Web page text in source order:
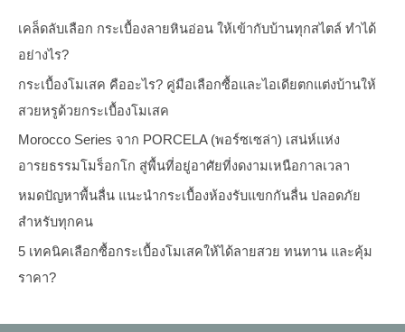
เคล็ดลับเลือก กระเบื้องลายหินอ่อน ให้เข้ากับบ้านทุกสไตล์ ทำได้
อย่างไร?
กระเบื้องโมเสค คืออะไร? คู่มือเลือกซื้อและไอเดียตกแต่งบ้านให้
สวยหรูด้วยกระเบื้องโมเสค
Morocco Series จาก PORCELA (พอร์ซเซล่า) เสน่ห์แห่ง
อารยธรรมโมร็อกโก สู่พื้นที่อยู่อาศัยที่งดงามเหนือกาลเวลา
หมดปัญหาพื้นลื่น แนะนำกระเบื้องห้องรับแขกกันลื่น ปลอดภัย
สำหรับทุกคน
5 เทคนิคเลือกซื้อกระเบื้องโมเสคให้ได้ลายสวย ทนทาน และคุ้ม
ราคา?